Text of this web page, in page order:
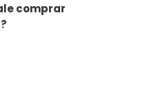
comprar